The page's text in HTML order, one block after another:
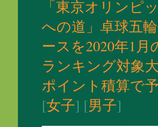
「東京オリンピ
への道」卓球五
ースを2020年1月
ランキング対象
ポイント積算で予
[女子] [男子]